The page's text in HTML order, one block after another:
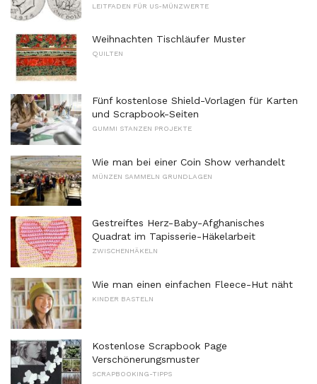
LEITFADEN FÜR US-MÜNZWERTE
Weihnachten Tischläufer Muster
QUILTEN
Fünf kostenlose Shield-Vorlagen für Karten
und Scrapbook-Seiten
GUMMI STANZEN PROJEKTE
Wie man bei einer Coin Show verhandelt
MÜNZEN SAMMELN GRUNDLAGEN
Gestreiftes Herz-Baby-Afghanisches
Quadrat im Tapisserie-Häkelarbeit
ZWISCHENHÄKELN
Wie man einen einfachen Fleece-Hut näht
KINDER BASTELN
Kostenlose Scrapbook Page
Verschönerungsmuster
SCRAPBOOKING-TIPPS